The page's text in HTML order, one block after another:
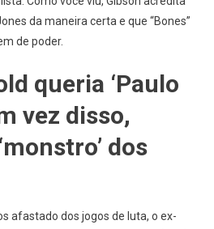
da maneira certa e que “Bones”
de poder.
queria ‘Paulo
vez disso,
dos
afastado dos jogos de luta, o ex-